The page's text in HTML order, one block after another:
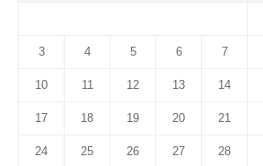
3 4 5 6 7
10 11 12 13 14
17 18 19 20 21
24 25 26 27 28